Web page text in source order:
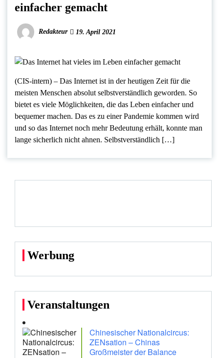
einfacher gemacht
Redakteur 19. April 2021
(CIS-intern) – Das Internet ist in der heutigen Zeit für die
meisten Menschen absolut selbstverständlich geworden. So
bietet es viele Möglichkeiten, die das Leben einfacher und
bequemer machen. Das es zu einer Pandemie kommen wird
und so das Internet noch mehr Bedeutung erhält, konnte man
lange sicherlich nicht ahnen. Selbstverständlich […]
Werbung
Veranstaltungen
Chinesischer Nationalcircus:
ZENsation – Chinas
Großmeister der Balance